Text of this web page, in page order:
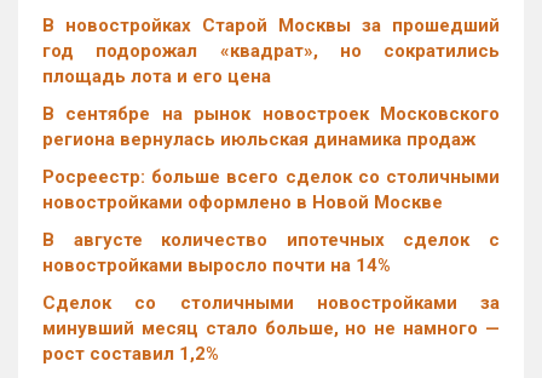
В новостройках Старой Москвы за прошедший
год подорожал «квадрат», но сократились
площадь лота и его цена
В сентябре на рынок новостроек Московского
региона вернулась июльская динамика продаж
Росреестр: больше всего сделок со столичными
новостройками оформлено в Новой Москве
В августе количество ипотечных сделок с
новостройками выросло почти на 14%
Cделок со столичными новостройками за
минувший месяц стало больше, но не намного —
рост составил 1,2%